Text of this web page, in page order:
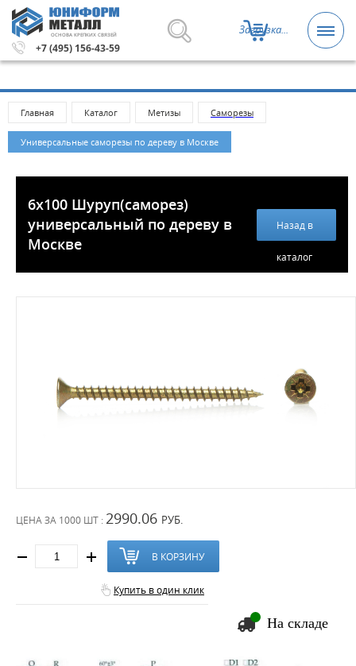
ОСНОВА КРЕПКИХ СВЯЗЕЙ
+7 (495) 156-43-59
Загрузка...
и крепежные изделия оптом. Минимальная
Главная Каталог Метизы Саморезы
Универсальные саморезы по дереву в Москве
6х100 Шуруп(саморез)
универсальный по дереву в
Москве
Назад в
каталог
ЦЕНА ЗА 1000 ШТ : 2990.06 РУБ.
В КОРЗИНУ
Купить в один клик
На складе